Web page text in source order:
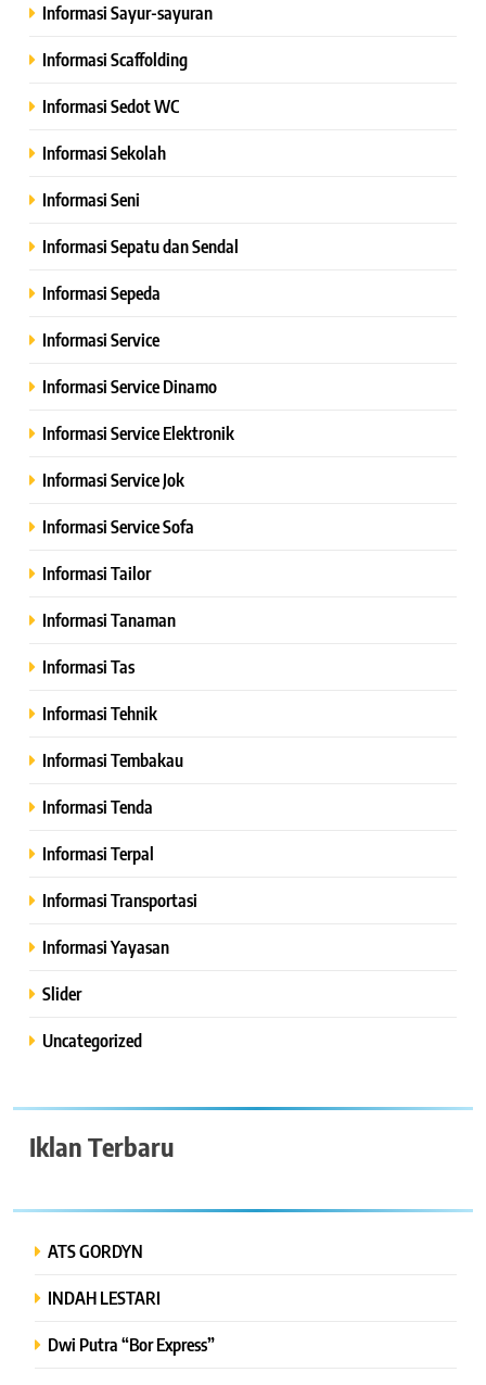
Informasi Sayur-sayuran
Informasi Scaffolding
Informasi Sedot WC
Informasi Sekolah
Informasi Seni
Informasi Sepatu dan Sendal
Informasi Sepeda
Informasi Service
Informasi Service Dinamo
Informasi Service Elektronik
Informasi Service Jok
Informasi Service Sofa
Informasi Tailor
Informasi Tanaman
Informasi Tas
Informasi Tehnik
Informasi Tembakau
Informasi Tenda
Informasi Terpal
Informasi Transportasi
Informasi Yayasan
Slider
Uncategorized
Iklan Terbaru
ATS GORDYN
INDAH LESTARI
Dwi Putra “Bor Express”